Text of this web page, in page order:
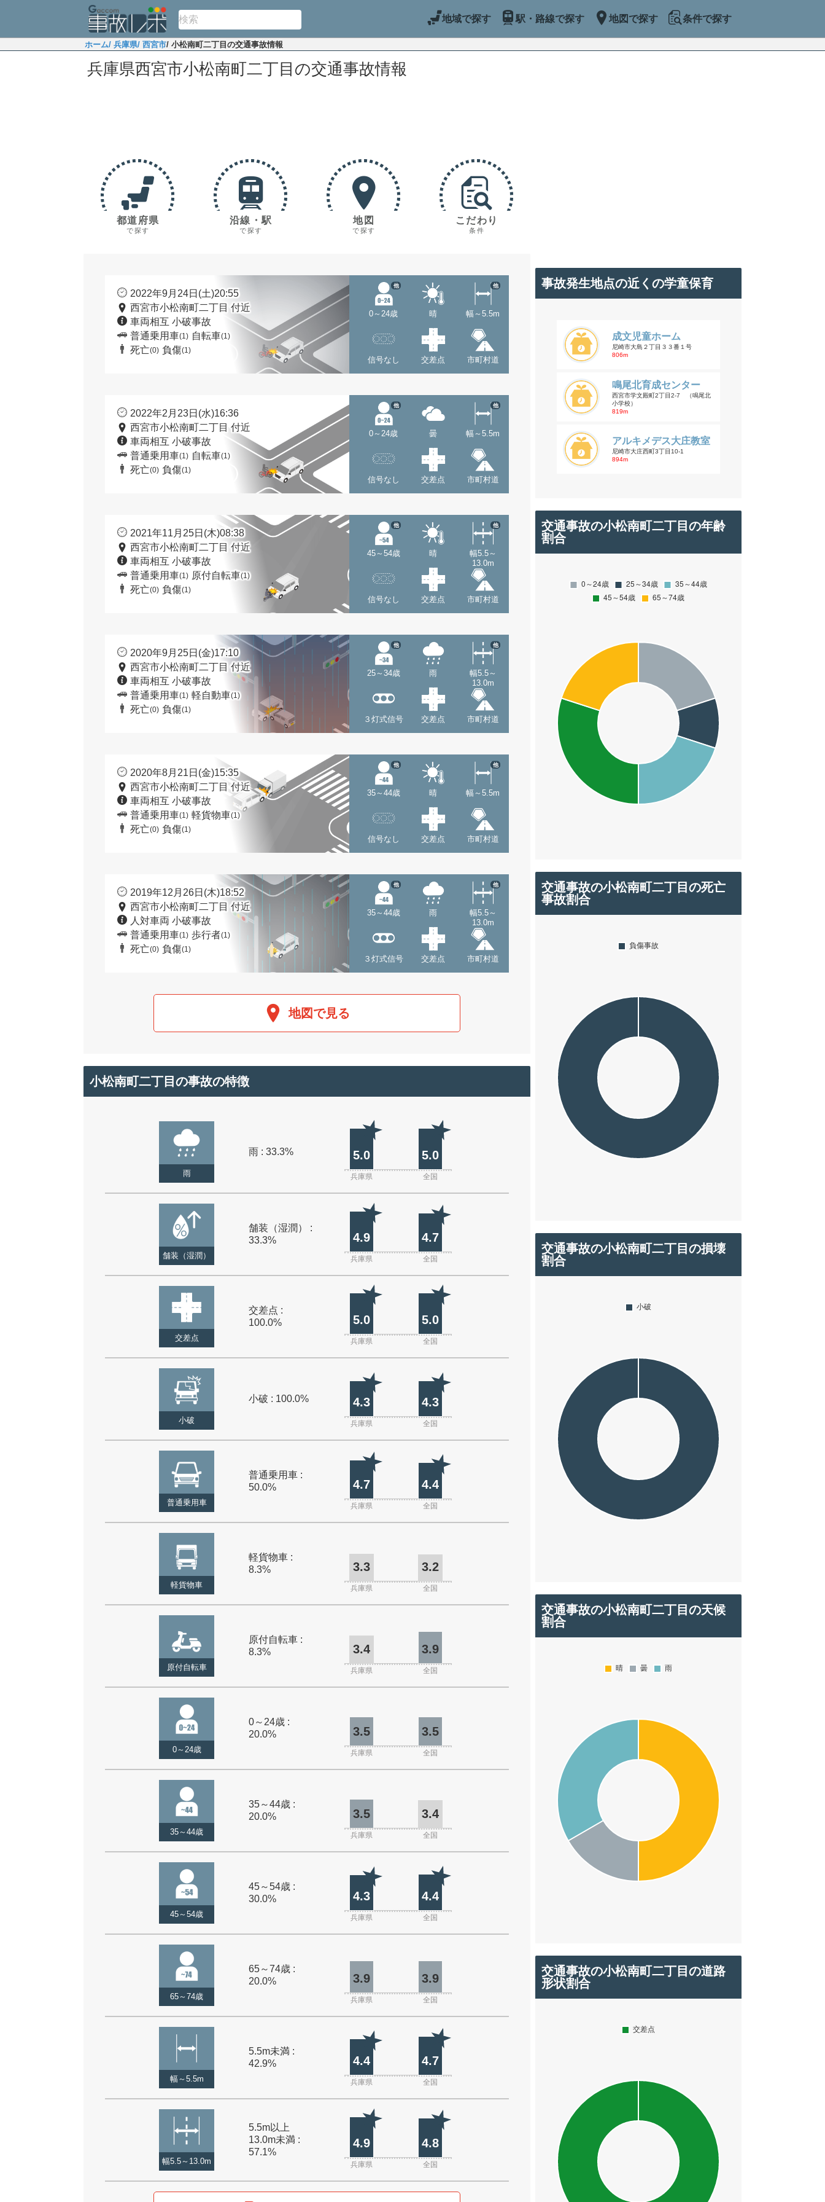
地域で探す 駅・路線で探す 地図で探す 条件で探す
ホーム/ 兵庫県/ 西宮市/ 小松南町二丁目の交通事故情報
兵庫県西宮市小松南町二丁目の交通事故情報
都道府県
で探す
沿線・駅
で探す
地図
で探す
こだわり
条件
2022年9月24日(土)20:55
西宮市小松南町二丁目 付近
車両相互 小破事故
普通乗用車(1) 自転車(1)
死亡(0) 負傷(1)
0～24歳
他
晴 幅～5.5m
他
信号なし 交差点 市町村道
2022年2月23日(水)16:36
西宮市小松南町二丁目 付近
車両相互 小破事故
普通乗用車(1) 自転車(1)
死亡(0) 負傷(1)
0～24歳
他
曇 幅～5.5m
他
信号なし 交差点 市町村道
2021年11月25日(木)08:38
西宮市小松南町二丁目 付近
車両相互 小破事故
普通乗用車(1) 原付自転車(1)
死亡(0) 負傷(1)
45～54歳
他
晴
幅5.5～
13.0m
他
信号なし 交差点 市町村道
2020年9月25日(金)17:10
西宮市小松南町二丁目 付近
車両相互 小破事故
普通乗用車(1) 軽自動車(1)
死亡(0) 負傷(1)
25～34歳
他
雨
幅5.5～
13.0m
他
３灯式信号 交差点 市町村道
2020年8月21日(金)15:35
西宮市小松南町二丁目 付近
車両相互 小破事故
普通乗用車(1) 軽貨物車(1)
死亡(0) 負傷(1)
35～44歳
他
晴 幅～5.5m
他
信号なし 交差点 市町村道
2019年12月26日(木)18:52
西宮市小松南町二丁目 付近
人対車両 小破事故
普通乗用車(1) 歩行者(1)
死亡(0) 負傷(1)
35～44歳
他
雨
幅5.5～
13.0m
他
３灯式信号 交差点 市町村道
地図で見る
小松南町二丁目の事故の特徴
雨
雨 : 33.3% 5.0 5.0
兵庫県 全国
舗装（湿潤）
舗装（湿潤） :
33.3%
4.9 4.7
兵庫県 全国
交差点
交差点 :
100.0%
5.0 5.0
兵庫県 全国
小破
小破 : 100.0% 4.3 4.3
兵庫県 全国
普通乗用車
普通乗用車 :
50.0%
4.7 4.4
兵庫県 全国
軽貨物車
軽貨物車 :
8.3%
3.3 3.2
兵庫県 全国
原付自転車
原付自転車 :
8.3%
3.4 3.9
兵庫県 全国
0～24歳
0～24歳 :
20.0%
3.5 3.5
兵庫県 全国
35～44歳
35～44歳 :
20.0%
3.5 3.4
兵庫県 全国
45～54歳
45～54歳 :
30.0%
4.3 4.4
兵庫県 全国
65～74歳
65～74歳 :
20.0%
3.9 3.9
兵庫県 全国
幅～5.5m
5.5m未満 :
42.9%
4.4 4.7
兵庫県 全国
幅5.5～13.0m
5.5m以上
13.0m未満 :
57.1%
4.9 4.8
兵庫県 全国
事故発生地点の近くの学童保育
成文児童ホーム
尼崎市大島２丁目３３番１号
806m
鳴尾北育成センター
西宮市学文殿町2丁目2-7 （鳴尾北
小学校）
819m
アルキメデス大庄教室
尼崎市大庄西町3丁目10-1
894m
交通事故の小松南町二丁目の年齢
割合
交通事故の小松南町二丁目の死亡
事故割合
交通事故の小松南町二丁目の損壊
割合
交通事故の小松南町二丁目の天候
割合
交通事故の小松南町二丁目の道路
形状割合